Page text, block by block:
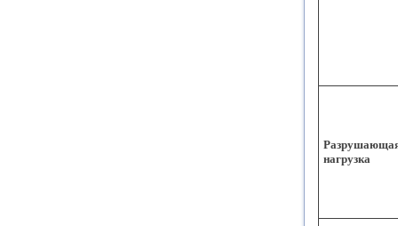
нагрузка